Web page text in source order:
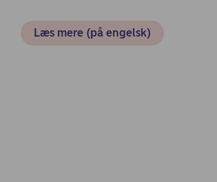
Læs mere (på engelsk)